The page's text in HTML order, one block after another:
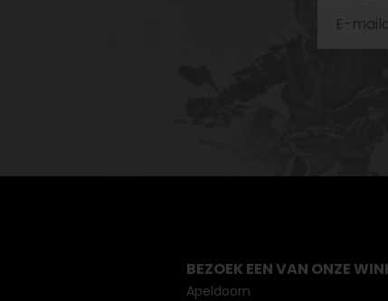
BEZOEK EEN VAN ONZE
Apeldoorn